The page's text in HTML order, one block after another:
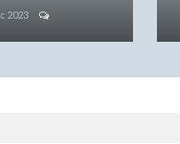
2023